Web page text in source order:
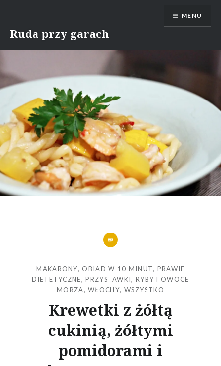
content
Ruda przy garach
MENU
MAKARONY, OBIAD W 10 MINUT, PRAWIE
DIETETYCZNE,PRZYSTAWKI, RYBY I OWOCE
MORZA,WŁOCHY, WSZYSTKO
Krewetki z żółtą
cukinią, żółtymi
pomidorami i